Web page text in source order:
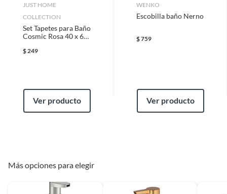
JUST HOME
COLLECTION
Set Tapetes para Baño
Cosmic Rosa 40 x 60
$ 249
Ver producto
WENKO
Escobilla baño Nerno
$759
Ver producto
Más opciones para elegir